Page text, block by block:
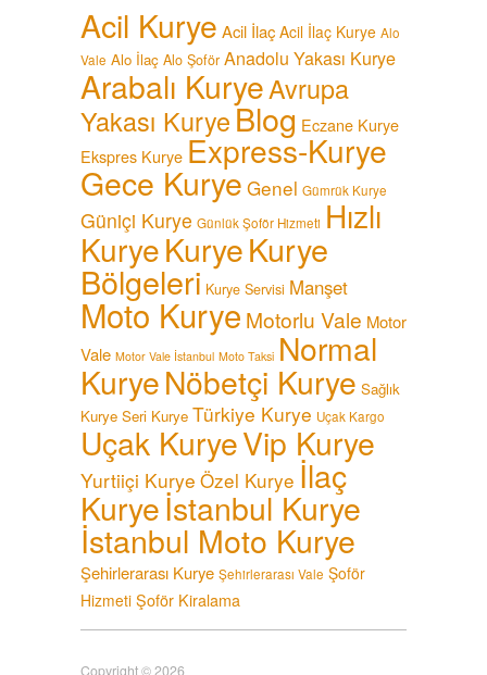
Acil Kurye Acil İlaç Acil İlaç Kurye Alo
Vale Alo İlaç Alo Şoför Anadolu Yakası Kurye
Arabalı KuryeAvrupa
Yakası KuryeBlog Eczane Kurye
Ekspres Kurye Express-Kurye
Gece Kurye Genel Gümrük Kurye
Güniçi Kurye Günlük Şoför Hizmeti Hızlı
KuryeKuryeKurye
Bölgeleri Kurye Servisi Manşet
Moto Kurye Motorlu Vale Motor
Vale Motor Vale İstanbul Moto Taksi Normal
KuryeNöbetçi Kurye Sağlık
Kurye Seri Kurye Türkiye Kurye Uçak Kargo
Uçak KuryeVip Kurye
Yurtiiçi Kurye Özel Kurye İlaç
Kuryeİstanbul Kurye
İstanbul Moto Kurye
Şehirlerarası Kurye Şehirlerarası Vale Şoför
Hizmeti Şoför Kiralama
Copyright © 2026